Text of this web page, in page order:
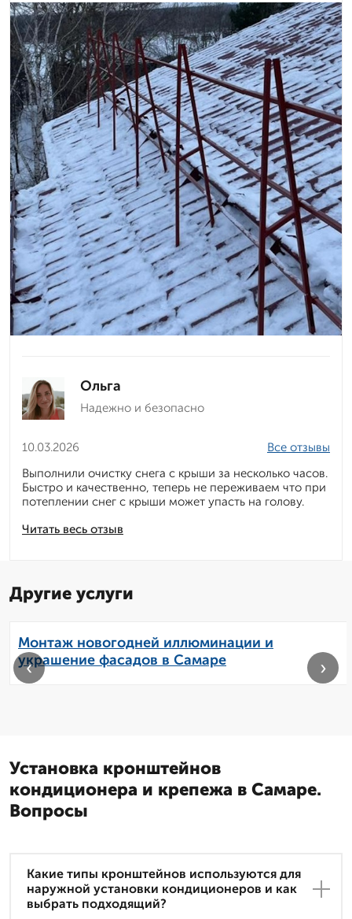
Ольга
Надежно и безопасно
10.03.2026
Читать весь отзыв
Все отзывы
Выполнили очистку снега с крыши за несколько часов.
Быстро и качественно, теперь не переживаем что при
потеплении снег с крыши может упасть на голову.
Другие услуги
Монтаж новогодней иллюминации и
украшение фасадов в Самаре
‹ ›
Установка кронштейнов
кондиционера и крепежа в Самаре.
Вопросы
Какие типы кронштейнов используются для
наружной установки кондиционеров и как
выбрать подходящий?